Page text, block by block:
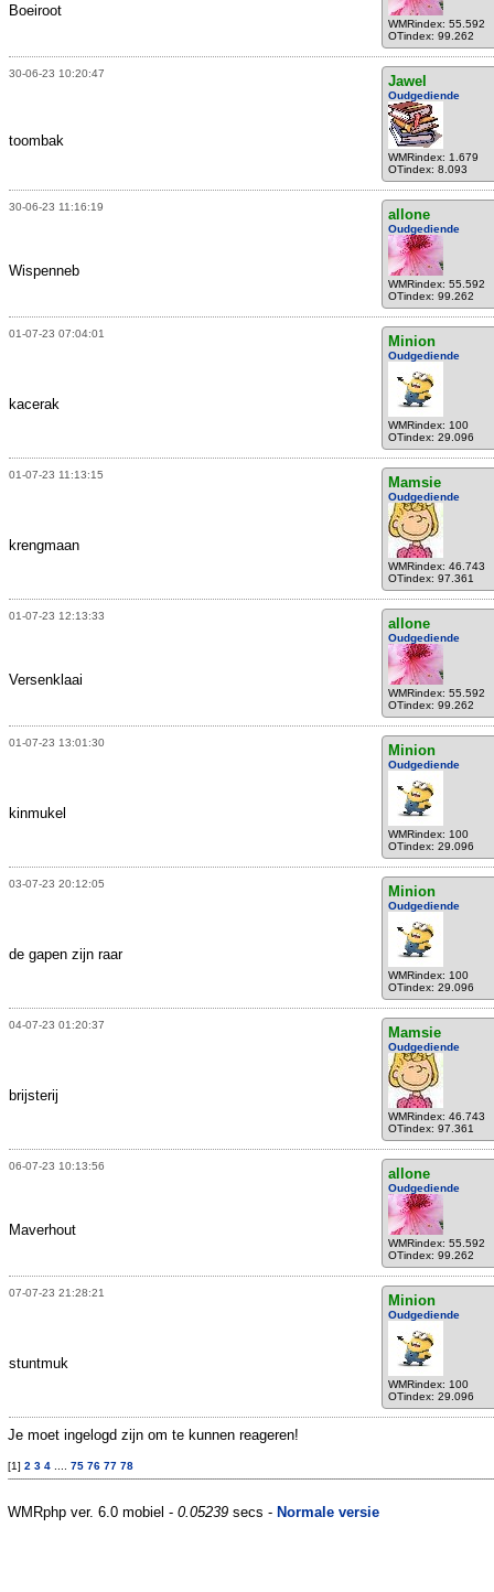
WMRindex: 55.592
OTindex: 99.262
Boeiroot
30-06-23 10:20:47 Jawel
Oudgediende
WMRindex: 1.679
OTindex: 8.093
toombak
30-06-23 11:16:19 allone
Oudgediende
WMRindex: 55.592
OTindex: 99.262
Wispenneb
01-07-23 07:04:01 Minion
Oudgediende
WMRindex: 100
OTindex: 29.096
kacerak
01-07-23 11:13:15 Mamsie
Oudgediende
WMRindex: 46.743
OTindex: 97.361
krengmaan
01-07-23 12:13:33 allone
Oudgediende
WMRindex: 55.592
OTindex: 99.262
Versenklaai
01-07-23 13:01:30 Minion
Oudgediende
WMRindex: 100
OTindex: 29.096
kinmukel
03-07-23 20:12:05 Minion
Oudgediende
WMRindex: 100
OTindex: 29.096
de gapen zijn raar
04-07-23 01:20:37 Mamsie
Oudgediende
WMRindex: 46.743
OTindex: 97.361
brijsterij
06-07-23 10:13:56 allone
Oudgediende
WMRindex: 55.592
OTindex: 99.262
Maverhout
07-07-23 21:28:21 Minion
Oudgediende
WMRindex: 100
OTindex: 29.096
stuntmuk
Je moet ingelogd zijn om te kunnen reageren!
[1] 2 3 4 75 76 77 78
WMRphp ver. 6.0 mobiel - 0.05239 secs - Normale versie